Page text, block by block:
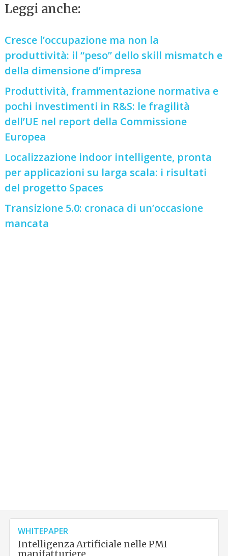
Leggi anche:
Cresce l’occupazione ma non la
produttività: il “peso” dello skill mismatch e
della dimensione d’impresa
Produttività, frammentazione normativa e
pochi investimenti in R&S: le fragilità
dell’UE nel report della Commissione
Europea
Localizzazione indoor intelligente, pronta
per applicazioni su larga scala: i risultati
del progetto Spaces
Transizione 5.0: cronaca di un’occasione
mancata
WHITEPAPER
Intelligenza Artificiale nelle PMI